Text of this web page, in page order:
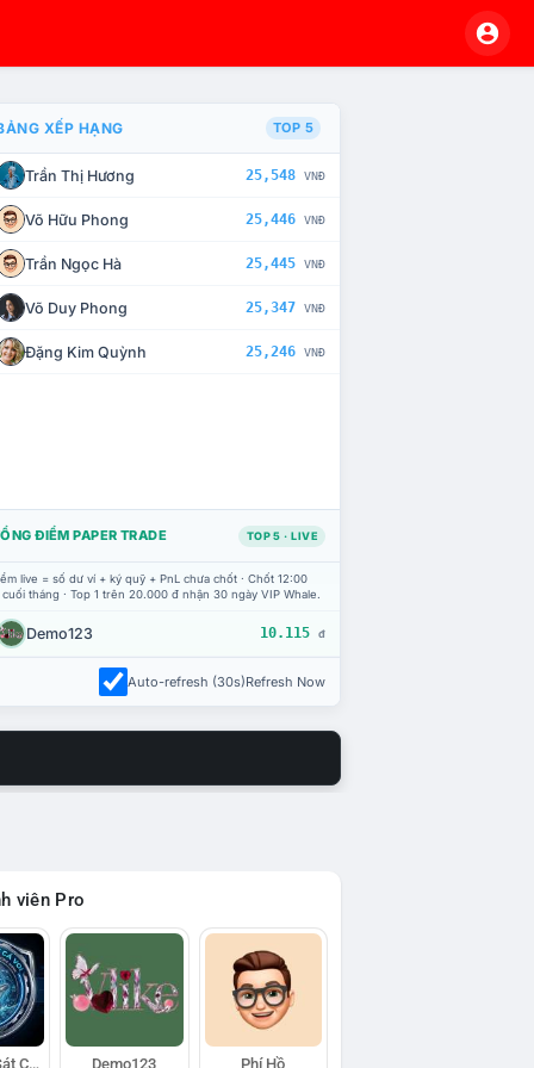
CHẾ TÀI XỬ LÝ VI PHẠM
XẾP HẠNG TOP 5
Trần Thị Hương 25,548 VNĐ
Võ Hữu Phong 25,446 VNĐ
Trần Ngọc Hà 25,445 VNĐ
Võ Duy Phong 25,347 VNĐ
Đặng Kim Quỳnh 25,246 VNĐ
ĐIỂM PAPER TRADE TOP 5 · LIVE
live = số dư ví + ký quỹ + PnL chưa chốt · Chốt 12:00
tháng · Top 1 trên 20.000 đ nhận 30 ngày VIP Whale.
Demo123 10.115 đ
Auto-refresh (30s)Refresh Now
viên Pro
Đội Trinh Sát Cá Voi Demo123 Phí Hồ